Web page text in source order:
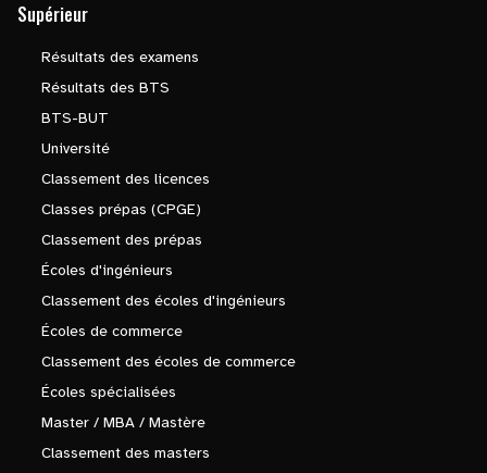
Supérieur
Résultats des examens
Résultats des BTS
BTS-BUT
Université
Classement des licences
Classes prépas (CPGE)
Classement des prépas
Écoles d'ingénieurs
Classement des écoles d'ingénieurs
Écoles de commerce
Classement des écoles de commerce
Écoles spécialisées
Master / MBA / Mastère
Classement des masters